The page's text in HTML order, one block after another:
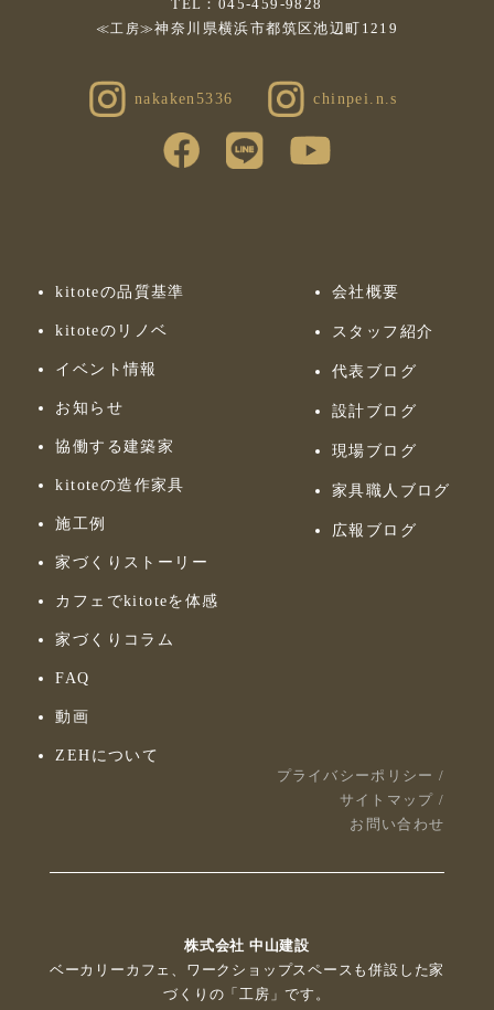
TEL：045-459-9828
≪工房≫神奈川県横浜市都筑区池辺町1219
nakaken5336 chinpei.n.s
kitoteの品質基準
kitoteのリノベ
イベント情報
お知らせ
協働する建築家
kitoteの造作家具
施工例
家づくりストーリー
カフェでkitoteを体感
家づくりコラム
FAQ
動画
ZEHについて
会社概要
スタッフ紹介
代表ブログ
設計ブログ
現場ブログ
家具職人ブログ
広報ブログ
プライバシーポリシー /
サイトマップ /
お問い合わせ
株式会社 中山建設
ベーカリーカフェ、ワークショップスペースも併設した家
づくりの「工房」です。